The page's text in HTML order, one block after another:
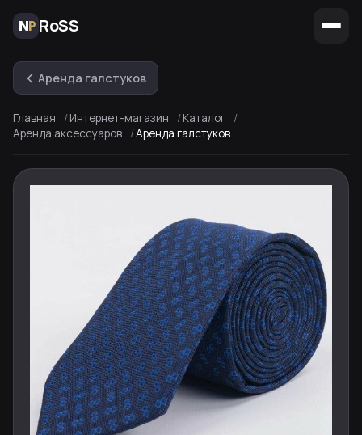
RoSS
Аренда галстуков
Главная Интернет-магазин
Каталог
Аренда аксессуаров
Аренда галстуков